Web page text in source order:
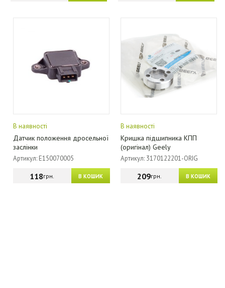
В наявності
Датчик положення дросельної
заслінки
Артикул: E150070005
В КОШИК
118грн.
В наявності
Кришка підшипника КПП
(оригінал) Geely
Артикул: 3170122201-ORIG
В КОШИК
209грн.